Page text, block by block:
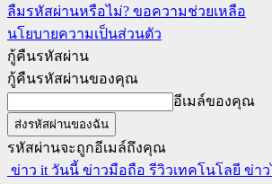
ลืมรหัสผ่านหรือไม่? ขอความช่วยเหลือ
นโยบายความเป็นส่วนตัว
กู้คืนรหัสผ่าน
กู้คืนรหัสผ่านของคุณ
อีเมล์ของคุณ
รหัสผ่านจะถูกอีเมล์ถึงคุณ
ข่าว it วันนี้ ข่าวมือถือ รีวิวเทคโนโลยี ข่า